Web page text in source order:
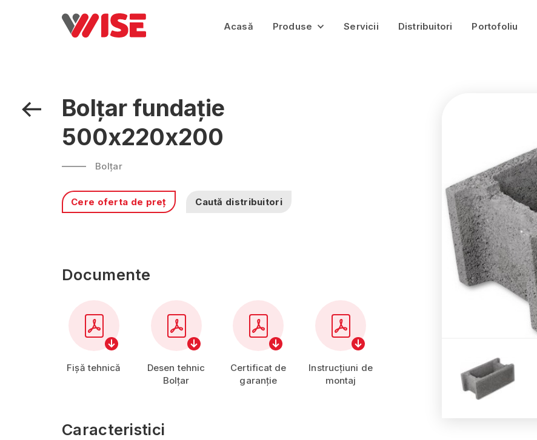
Acasă Produse
Catalog
Servicii Distribuitori Portofoliu
Bolțar fundație
500x220x200
Bolțar
Cere oferta de preț Caută distribuitori
Documente
Fișă tehnică
Desen tehnic
Bolțar
Certificat de
garanție
Instrucțiuni de
montaj
Caracteristici